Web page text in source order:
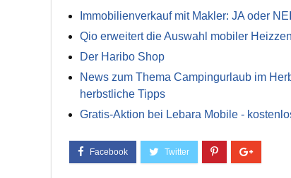
Immobilienverkauf mit Makler: JA oder
Qio erweitert die Auswahl mobiler
Der Haribo Shop
News zum Thema Campingurlaub im
herbstliche Tipps
Gratis-Aktion bei Lebara Mobile -